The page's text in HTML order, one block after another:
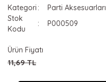
Kategori Parti Aksesuarları
Stok
Kodu
P000509
Ürün Fiyatı
11,69 TL